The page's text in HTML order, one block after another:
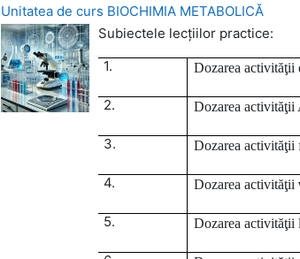
Unitatea de curs BIOCHIMIA METABOLICĂ
Subiectele lecțiilor practice:
1.
Dozarea activităţii
2. Dozarea activităţii
3. Dozarea activităţii
4. Dozarea activităţii
5. Dozarea activităţii